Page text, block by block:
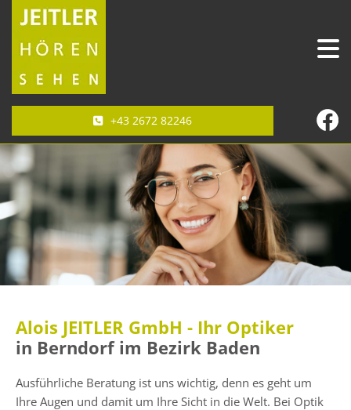
+43 2672 82246
Alois JEITLER GmbH - Ihr Optiker
in Berndorf im Bezirk Baden
Ausführliche Beratung ist uns wichtig, denn es geht um
Ihre Augen und damit um Ihre Sicht in die Welt. Bei Optik